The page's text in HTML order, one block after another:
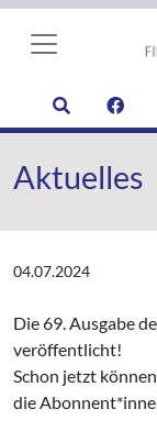
Aktuelles
04.07.2024
Die 69. Ausgabe
veröffentlicht!
Schon jetzt
die